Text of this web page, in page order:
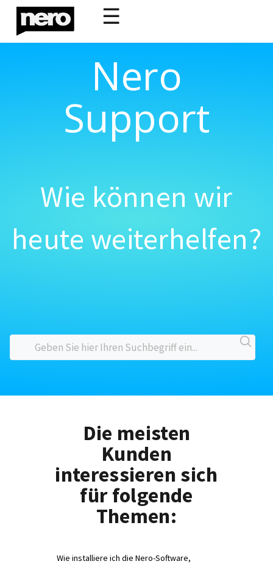
☰
Nero
Support
Wie können wir
heute weiterhelfen?
Die meisten
Kunden
interessieren sich
für folgende
Themen:
Wie installiere ich die Nero-Software,